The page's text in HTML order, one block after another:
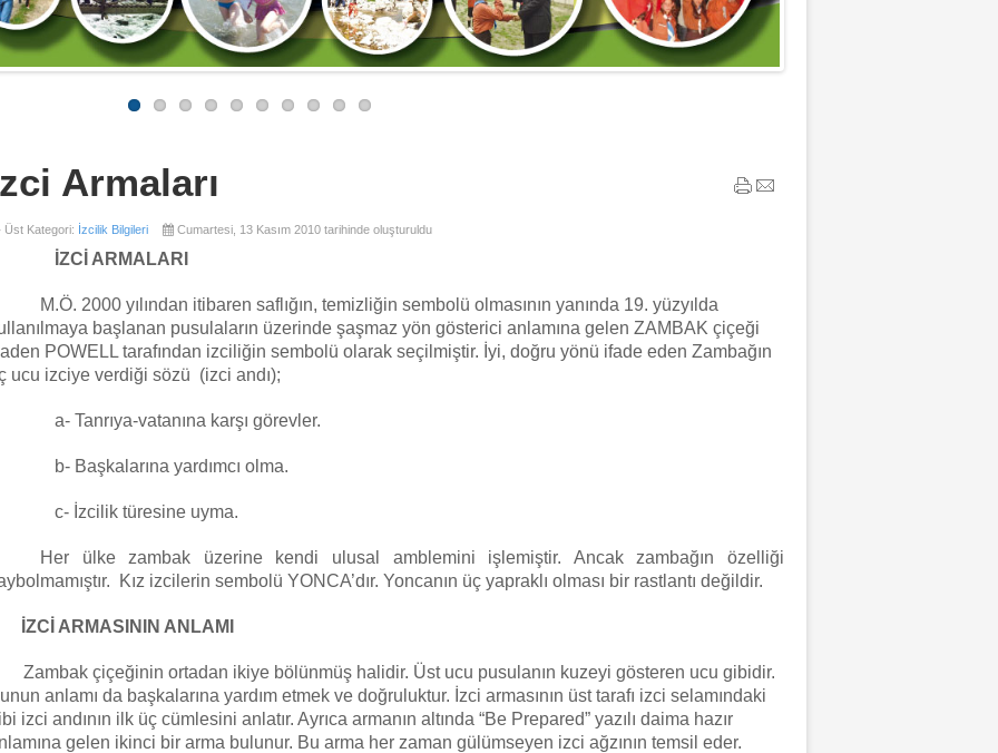
Armaları
Üst Kategori: İzcilik Bilgileri Cumartesi, 13 Kasım 2010 tarihinde oluşturuldu
İZCİ ARMALARI
M.Ö. 2000 yılından itibaren saflığın, temizliğin sembolü olmasının yanında 19. yüzyılda
başlanan pusulaların üzerinde şaşmaz yön gösterici anlamına gelen ZAMBAK çiçeği
POWELL tarafından izciliğin sembolü olarak seçilmiştir. İyi, doğru yönü ifade eden Zambağın
ucu izciye verdiği sözü (izci andı);
a- Tanrıya-vatanına karşı görevler.
b- Başkalarına yardımcı olma.
c- İzcilik türesine uyma.
Her ülke zambak üzerine kendi ulusal amblemini işlemiştir. Ancak zambağın özelliği
Kız izcilerin sembolü YONCA’dır. Yoncanın üç yapraklı olması bir rastlantı değildir.
İZCİ ARMASININ ANLAMI
çiçeğinin ortadan ikiye bölünmüş halidir. Üst ucu pusulanın kuzeyi gösteren ucu gibidir.
anlamı da başkalarına yardım etmek ve doğruluktur. İzci armasının üst tarafı izci selamındaki
izci andının ilk üç cümlesini anlatır. Ayrıca armanın altında “Be Prepared” yazılı daima hazır
gelen ikinci bir arma bulunur. Bu arma her zaman gülümseyen izci ağzının temsil eder.